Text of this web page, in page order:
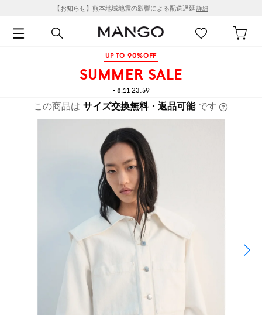
【お知らせ】熊本地域地震の影響による配送遅延 詳細
UP TO 90%OFF
SUMMER SALE
- 8.11 23:59
この商品は サイズ交換無料・返品可能 です